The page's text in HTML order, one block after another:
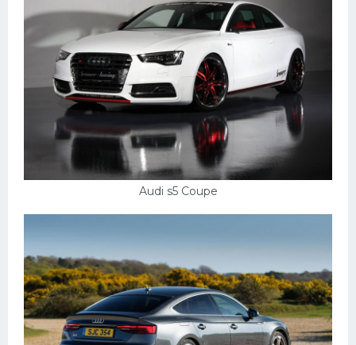
Audi s5 Coupe